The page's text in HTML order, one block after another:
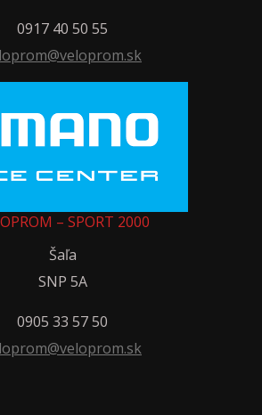
0917 40 50 55
– SPORT 2000
Šaľa
SNP 5A
0905 33 57 50